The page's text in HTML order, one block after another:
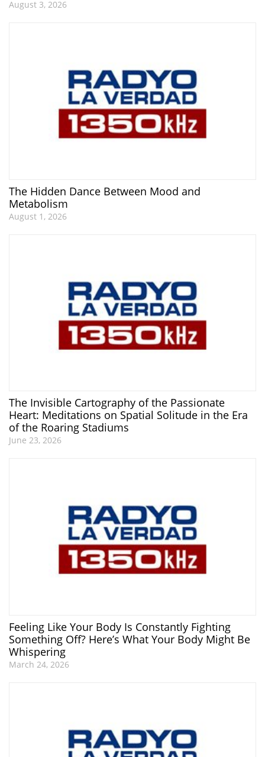
August 3, 2026
The Hidden Dance Between Mood and
Metabolism
August 1, 2026
The Invisible Cartography of the Passionate
Heart: Meditations on Spatial Solitude in the Era
of the Roaring Stadiums
June 23, 2026
Feeling Like Your Body Is Constantly Fighting
Something Off? Here’s What Your Body Might Be
Whispering
March 24, 2026